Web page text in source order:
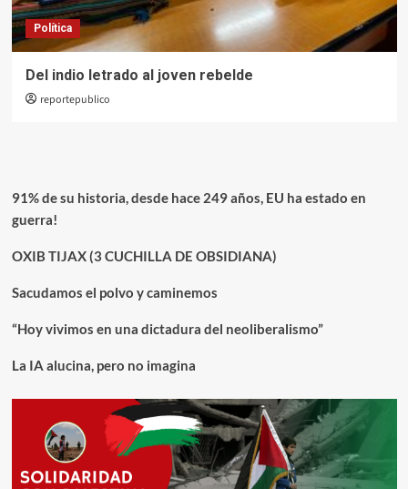
Política
Del indio letrado al joven rebelde
reportepublico
91% de su historia, desde hace 249 años, EU ha estado en
guerra!
OXIB TIJAX (3 CUCHILLA DE OBSIDIANA)
Sacudamos el polvo y caminemos
“Hoy vivimos en una dictadura del neoliberalismo”
La IA alucina, pero no imagina